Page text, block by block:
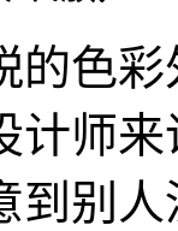
的色
计师
到别